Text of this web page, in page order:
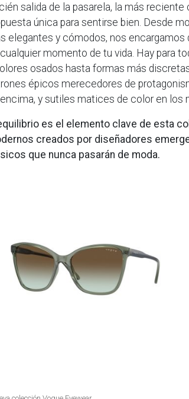
salida de la pasarela, la más
única para sentirse bien. Desde
elegantes y cómodos, nos encargamos
momento de tu vida. Hay para
osados hasta formas más
épicos merecedores de
y sutiles matices de color en los
es el elemento clave de esta
creados por diseñadores
que nunca pasarán de moda.